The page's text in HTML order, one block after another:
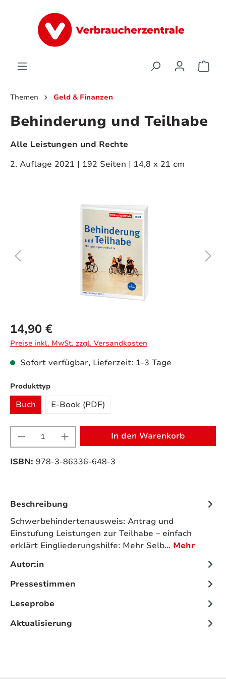
springen
Themen Geld & Finanzen
Behinderung und Teilhabe
Alle Leistungen und Rechte
2. Auflage 2021 | 192 Seiten | 14,8 x 21 cm
Bildergalerie überspringen
14,90 €
Preise inkl. MwSt. zzgl. Versandkosten
Sofort verfügbar, Lieferzeit: 1-3 Tage
Produkttypauswählen
Buch E-Book (PDF)
Produkt Anzahl: Gib den
In den Warenkorb
ISBN: 978-3-86336-648-3
Beschreibung
Schwerbehindertenausweis: Antrag und
Einstufung Leistungen zur Teilhabe – einfach
erklärt Eingliederungshilfe: Mehr Selb… Mehr
Autor:in
Pressestimmen
Leseprobe
Aktualisierung